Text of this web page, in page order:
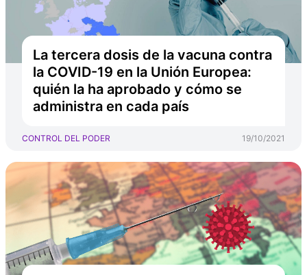
La tercera dosis de la vacuna contra
la COVID-19 en la Unión Europea:
quién la ha aprobado y cómo se
administra en cada país
CONTROL DEL PODER 19/10/2021